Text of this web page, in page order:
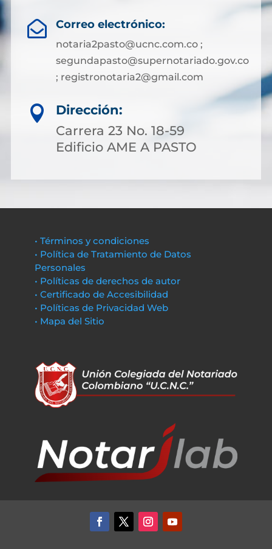
 Correo electrónico:
notaria2pasto@ucnc.com.co ;
segundapasto@supernotariado.gov.co
; registronotaria2@gmail.com

Dirección:
Carrera 23 No. 18-59
Edificio AME A PASTO
• Términos y condiciones
• Política de Tratamiento de Datos
Personales
• Políticas de derechos de autor
• Certificado de Accesibilidad
• Políticas de Privacidad Web
• Mapa del Sitio